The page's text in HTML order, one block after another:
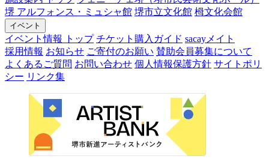
堺 アルフォンス・ミュシャ館 堺市立文化館 栂文化会館
イベント
イベント情報 トップ チケット購入ガイド sacayメイト
採用情報 お知らせ ご寄付のお願い 賛助会員募集について
よくあるご質問 お問い合わせ 個人情報保護方針 サイトポリ
シー リンク集